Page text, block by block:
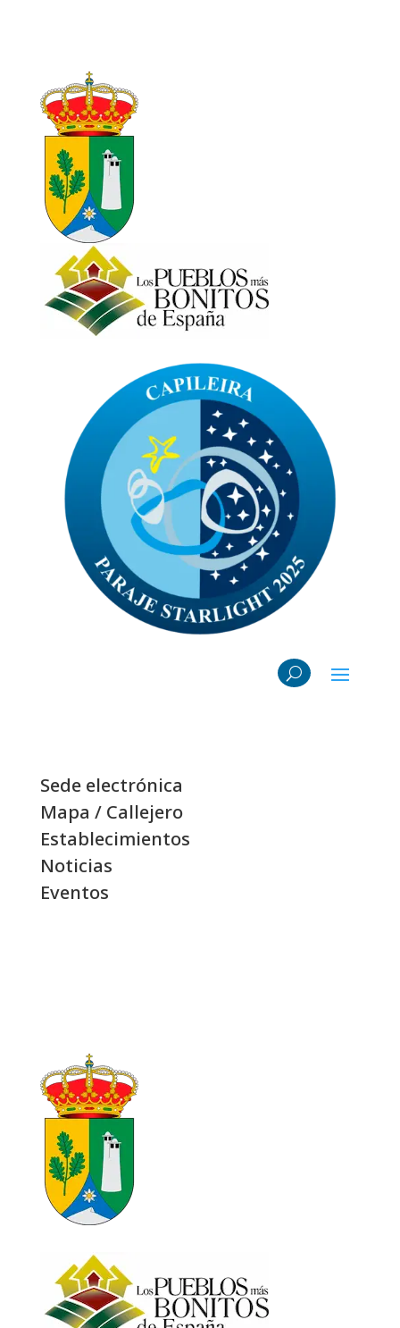
Sede electrónica
Mapa / Callejero
Establecimientos
Noticias
Eventos